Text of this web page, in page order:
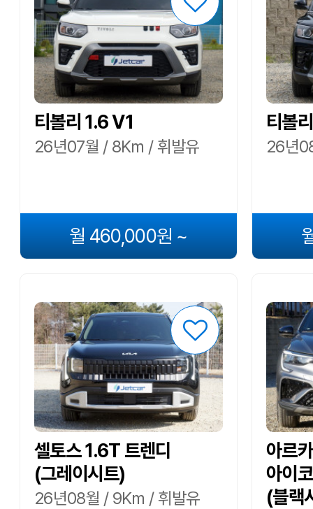
티볼리 1.6 V1
26년07월 / 8Km / 휘발유
월 460,000원 ~
티볼
26년
셀토스 1.6T 트렌디
(그레이시트)
26년08월 / 9Km / 휘발유
아르
아이
(블랙